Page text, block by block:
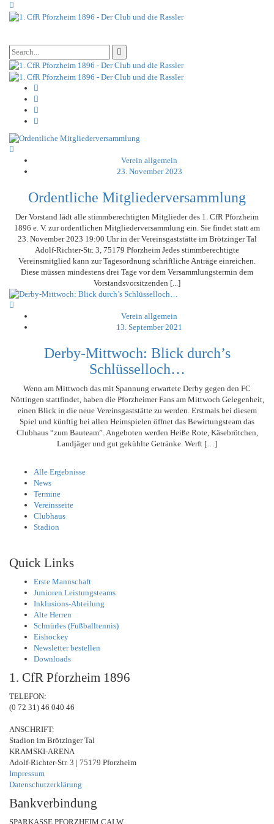
Verein allgemein
23. November 2023
Ordentliche Mitgliederversammlung
Der Vorstand lädt alle stimmberechtigten Mitglieder des 1. CfR Pforzheim
1896 e. V. zur ordentlichen Mitgliederversammlung ein. Sie findet statt am
23. November 2023 19:00 Uhr in der Vereinsgaststätte im Brötzinger Tal
Adolf-Richter-Str. 3, 75179 Pforzheim Jedes stimmberechtigte
Vereinsmitglied kann zur Tagesordnung schriftliche Anträge einreichen.
Diese müssen mindestens drei Tage vor dem Versammlungstermin dem
Vorstandsvorsitzenden [...]
Verein allgemein
13. September 2021
Derby-Mittwoch: Blick durch’s
Schlüsselloch…
Wenn am Mittwoch das mit Spannung erwartete Derby gegen den FC
Nöttingen stattfindet, haben die Pforzheimer Fans am Mittwoch Gelegenheit,
einen Blick in die neue Vereinsgaststätte zu werden. Erstmals bei diesem
Spiel und künftig bei allen Heimspielen öffnet das Bewirtungsteam das
Clubhaus “zum Bauteam”. Angeboten werden Heiße Rote, Käsebrötchen,
Landjäger und gut gekühlte Getränke. Werft […]
Alle Ergebnisse
News
Termine
Vereinsseite
Clubhaus
Stadion
Quick Links
Erste Mannschaft
Junioren Leistungsteams
Inklusions-Abteilung
Alte Herren
Schnürles (Fußballtennis)
Eishockey
Newsletter bestellen
Downloads
1. CfR Pforzheim 1896
TELEFON:
(0 72 31) 46 040 46
ANSCHRIFT:
Stadion im Brötzinger Tal
KRAMSKI-ARENA
Adolf-Richter-Str. 3 | 75179 Pforzheim
Impressum
Datenschutzerklärung
Bankverbindung
SPARKASSE PFORZHEIM CALW